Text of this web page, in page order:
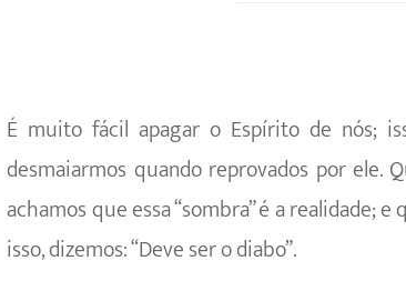
É muito fácil apagar o Espírito de nós;
desmaiarmos quando reprovados por ele.
achamos que essa “sombra” é a realidade;
isso, dizemos: “Deve ser o diabo”.